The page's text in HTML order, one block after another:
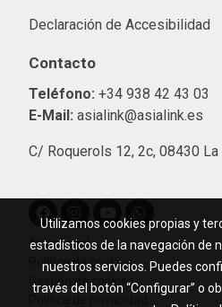
Declaración de Accesibilidad
Contacto
Teléfono: +34 938 42 43 03
E-Mail: asialink@asialink.es
C/ Roquerols 12, 2c, 08430
Aviso legal
Política de cookies
Gestión de cookies
Utilizamos cookies propias y
estadísticos de la navegación de
nuestros servicios. Puedes
través del botón “Configurar” o